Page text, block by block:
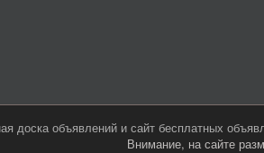
объявлений и сайт бесплатных
Внимание, на сайте